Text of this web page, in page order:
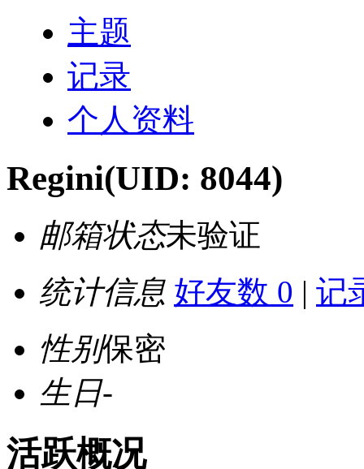
主题
记录
个人资料
Regini(UID: 8044)
邮箱状态未验证
统计信息 好友数 0 | 记
性别保密
生日-
活跃概况